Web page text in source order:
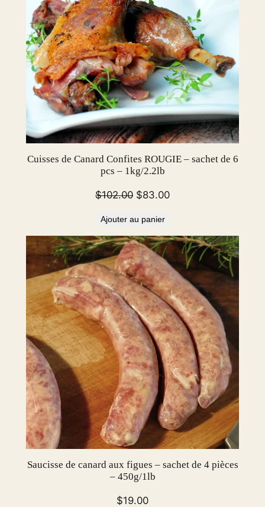
Cuisses de Canard Confites ROUGIE – sachet de 6
pcs – 1kg/2.2lb
$102.00 Le
initial
était :
$102.00.
$83.00Le
est :
$83.00.
Ajouter au panier
Saucisse de canard aux figues – sachet de 4 pièces
– 450g/1lb
$19.00